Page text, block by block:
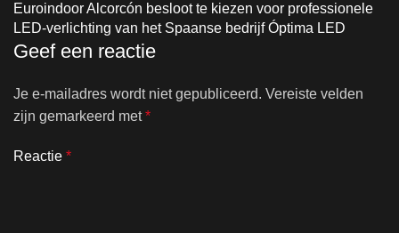
Euroindoor Alcorcón besloot te kiezen voor professionele
LED-verlichting van het Spaanse bedrijf Óptima LED
Geef een reactie
Je e-mailadres wordt niet gepubliceerd. Vereiste velden
zijn gemarkeerd met*
Reactie *